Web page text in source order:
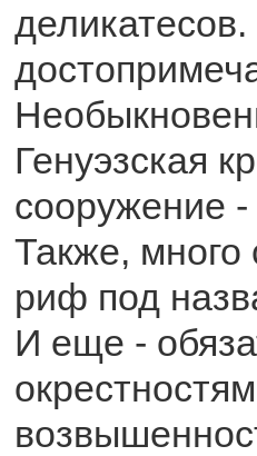
Генуэзская
сооружение -
Также, много
риф под
И еще -